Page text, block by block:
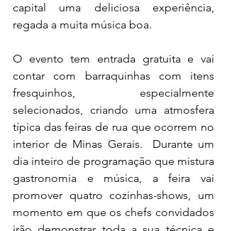
capital uma deliciosa experiência,
regada a muita música boa.
O evento tem entrada gratuita e vai
contar com barraquinhas com itens
fresquinhos, especialmente
selecionados, criando uma atmosfera
típica das feiras de rua que ocorrem no
interior de Minas Gerais.  Durante um
dia inteiro de programação que mistura
gastronomia e música, a feira vai
promover quatro cozinhas-shows, um
momento em que os chefs convidados